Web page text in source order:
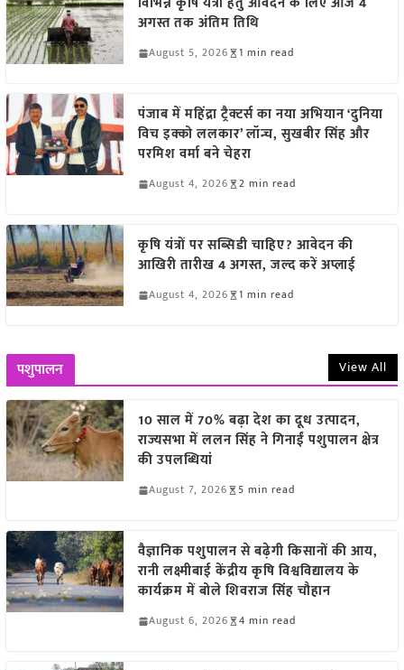
अगस्त तक अंतिम तिथि
August 5, 2026 1 min read
पंजाब में महिंद्रा ट्रैक्टर्स का नया अभियान ‘दुनिया
विच इक्को ललकार’ लॉन्च, सुखबीर सिंह और
परमिश वर्मा बने चेहरा
August 4, 2026 2 min read
कृषि यंत्रों पर सब्सिडी चाहिए? आवेदन की
आखिरी तारीख 4 अगस्त, जल्द करें अप्लाई
August 4, 2026 1 min read
पशुपालन View All
10 साल में 70% बढ़ा देश का दूध उत्पादन,
राज्यसभा में ललन सिंह ने गिनाईं पशुपालन क्षेत्र
की उपलब्धियां
August 7, 2026 5 min read
वैज्ञानिक पशुपालन से बढ़ेगी किसानों की आय,
रानी लक्ष्मीबाई केंद्रीय कृषि विश्वविद्यालय के
कार्यक्रम में बोले शिवराज सिंह चौहान
August 6, 2026 4 min read